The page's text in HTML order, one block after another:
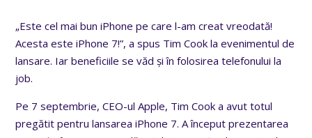
„Este cel mai bun iPhone pe care l-am creat vreodată!
Acesta este iPhone 7!”, a spus Tim Cook la evenimentul de
lansare. Iar beneficiile se văd și în folosirea telefonului la
job.
Pe 7 septembrie, CEO-ul Apple, Tim Cook a avut totul
pregătit pentru lansarea iPhone 7. A început prezentarea